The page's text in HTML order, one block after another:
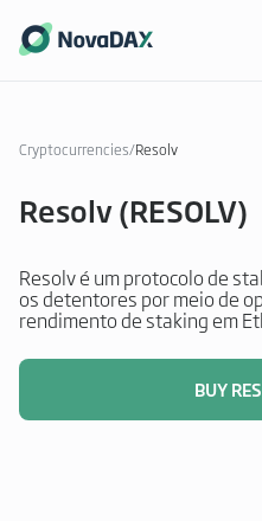
Cryptocurrencies/Resolv
Resolv (RESOLV)
Resolv é um protocolo de
os detentores por meio de
rendimento de staking em
BUY